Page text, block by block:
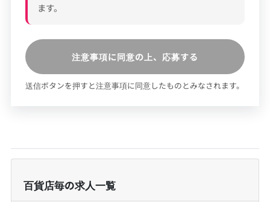
ます。
注意事項に同意の上、応募する
送信ボタンを押すと注意事項に同意したものとみなされます。
百貨店毎の求人一覧